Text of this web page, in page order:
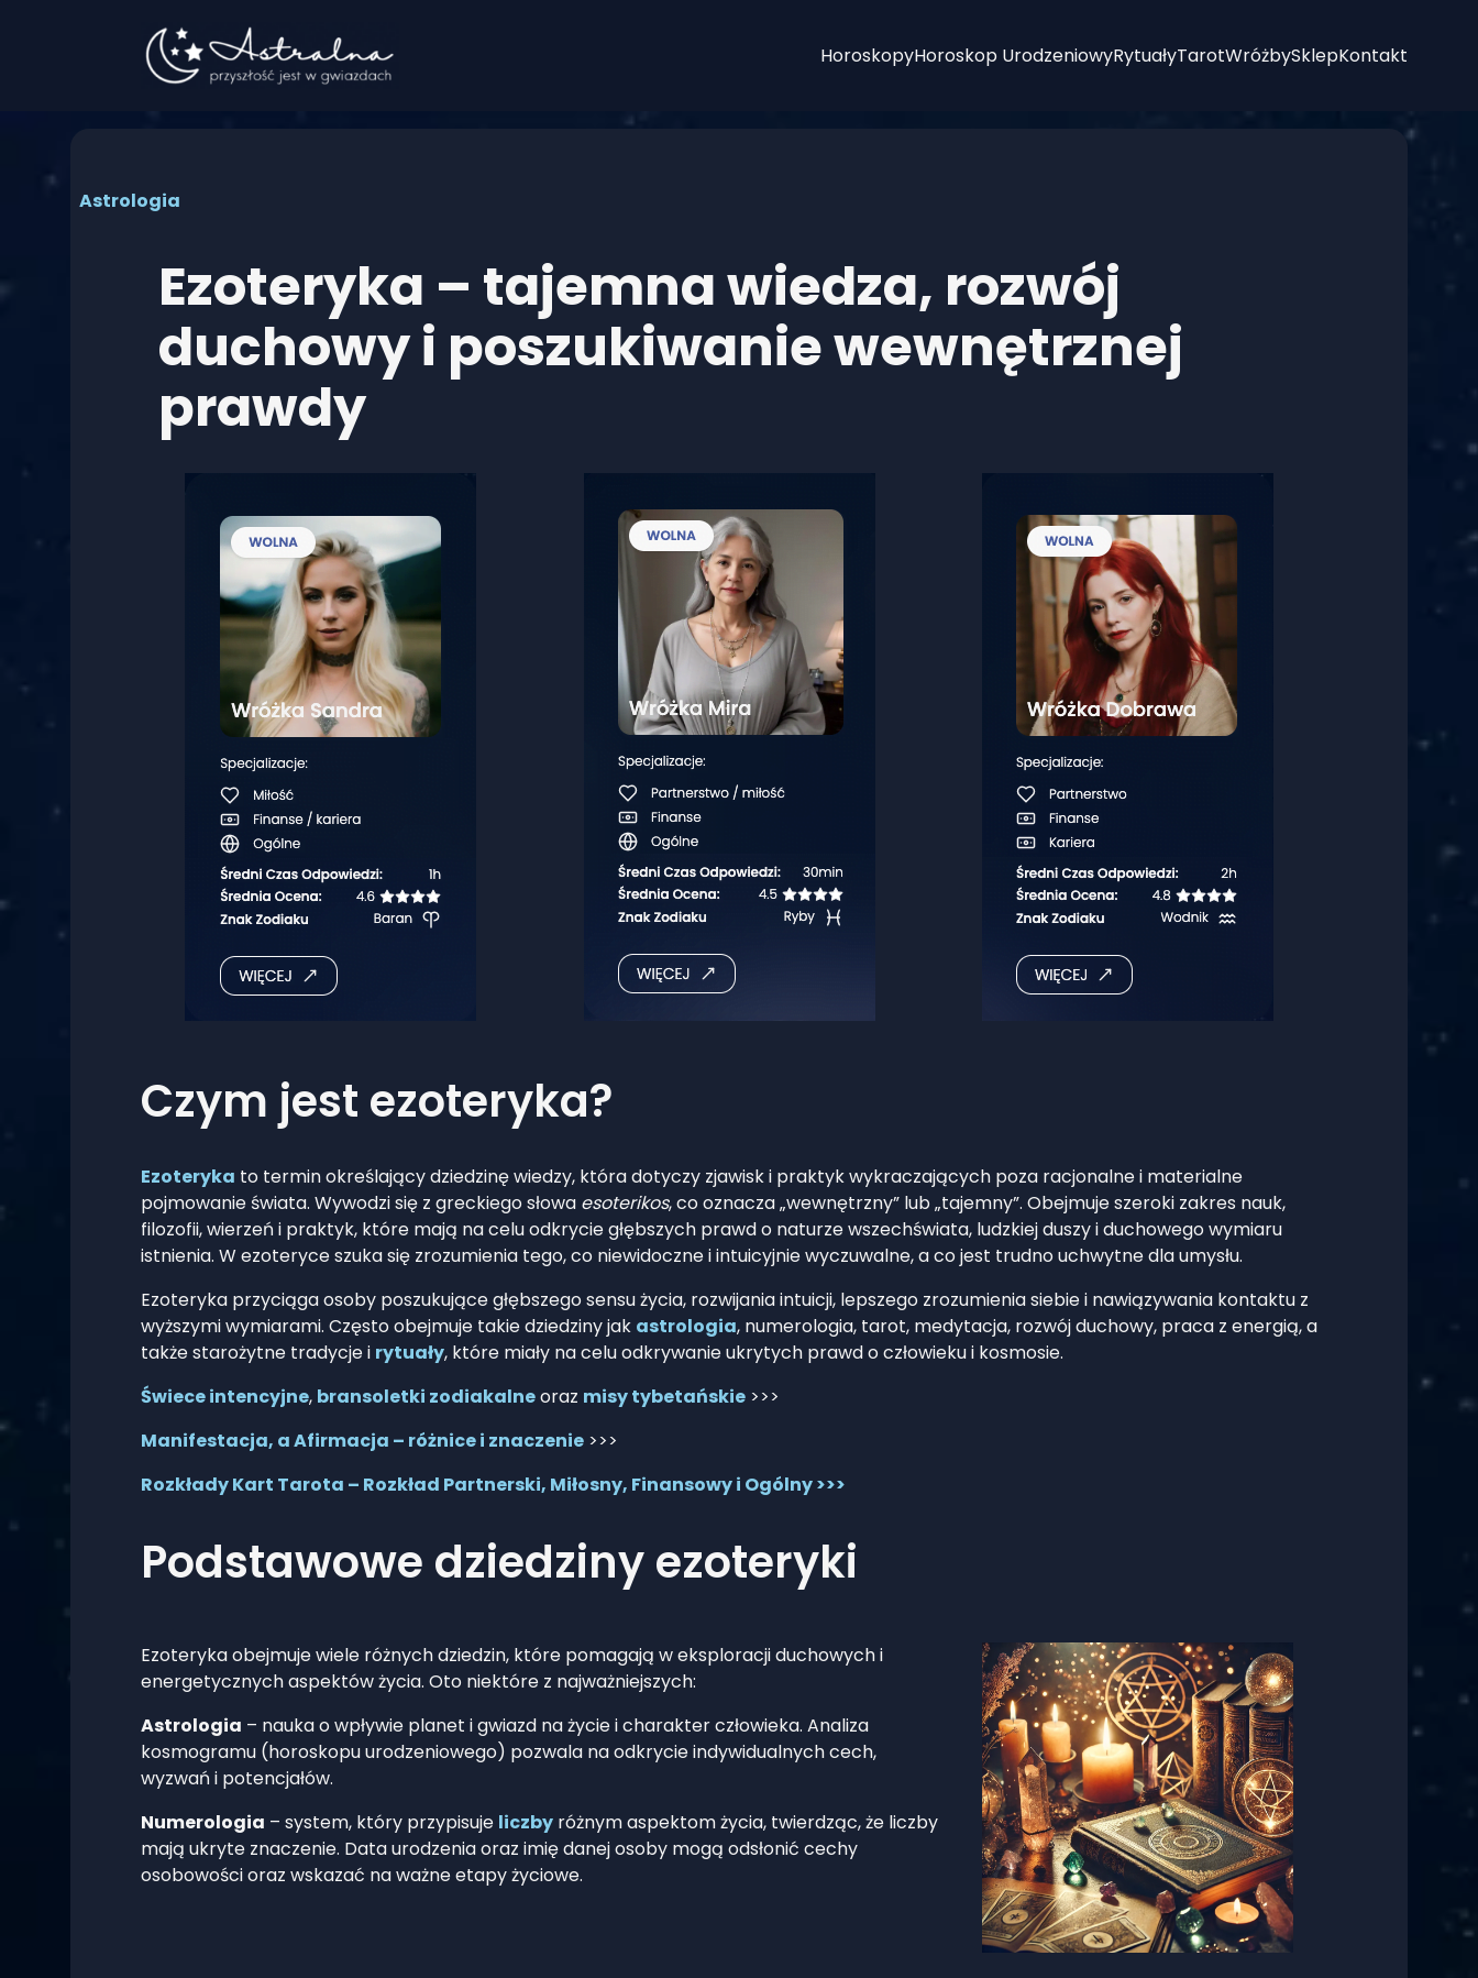
HoroskopyHoroskop UrodzeniowyRytuałyTarotWróżbySklepKontakt
Astrologia
Ezoteryka – tajemna wiedza, rozwój
duchowy i poszukiwanie wewnętrznej
prawdy
Czym jest ezoteryka?
Ezoteryka to termin określający dziedzinę wiedzy, która dotyczy zjawisk i praktyk wykraczających poza racjonalne i materialne
pojmowanie świata. Wywodzi się z greckiego słowa esoterikos, co oznacza „wewnętrzny” lub „tajemny”. Obejmuje szeroki zakres nauk,
filozofii, wierzeń i praktyk, które mają na celu odkrycie głębszych prawd o naturze wszechświata, ludzkiej duszy i duchowego wymiaru
istnienia. W ezoteryce szuka się zrozumienia tego, co niewidoczne i intuicyjnie wyczuwalne, a co jest trudno uchwytne dla umysłu.
Ezoteryka przyciąga osoby poszukujące głębszego sensu życia, rozwijania intuicji, lepszego zrozumienia siebie i nawiązywania kontaktu z
wyższymi wymiarami. Często obejmuje takie dziedziny jak astrologia, numerologia, tarot, medytacja, rozwój duchowy, praca z energią, a
także starożytne tradycje i rytuały, które miały na celu odkrywanie ukrytych prawd o człowieku i kosmosie.
Świece intencyjne, bransoletki zodiakalneoraz misy tybetańskie >>>
Manifestacja, a Afirmacja – różnice i znaczenie >>>
Rozkłady Kart Tarota – Rozkład Partnerski, Miłosny, Finansowy i Ogólny >>>
Podstawowe dziedziny ezoteryki
Ezoteryka obejmuje wiele różnych dziedzin, które pomagają w eksploracji duchowych i
energetycznych aspektów życia. Oto niektóre z najważniejszych:
Astrologia – nauka o wpływie planet i gwiazd na życie i charakter człowieka. Analiza
kosmogramu (horoskopu urodzeniowego) pozwala na odkrycie indywidualnych cech,
wyzwań i potencjałów.
Numerologia – system, który przypisuje liczby różnym aspektom życia, twierdząc, że liczby
mają ukryte znaczenie. Data urodzenia oraz imię danej osoby mogą odsłonić cechy
osobowości oraz wskazać na ważne etapy życiowe.